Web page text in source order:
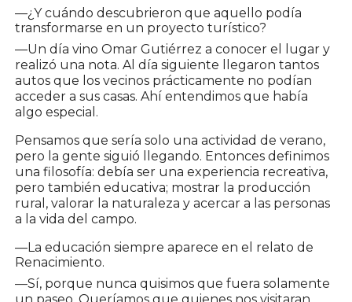
—¿Y cuándo descubrieron que aquello podía
transformarse en un proyecto turístico?
—Un día vino Omar Gutiérrez a conocer el lugar y
realizó una nota. Al día siguiente llegaron tantos
autos que los vecinos prácticamente no podían
acceder a sus casas. Ahí entendimos que había
algo especial.
Pensamos que sería solo una actividad de verano,
pero la gente siguió llegando. Entonces definimos
una filosofía: debía ser una experiencia recreativa,
pero también educativa; mostrar la producción
rural, valorar la naturaleza y acercar a las personas
a la vida del campo.
—La educación siempre aparece en el relato de
Renacimiento.
—Sí, porque nunca quisimos que fuera solamente
un paseo. Queríamos que quienes nos visitaran